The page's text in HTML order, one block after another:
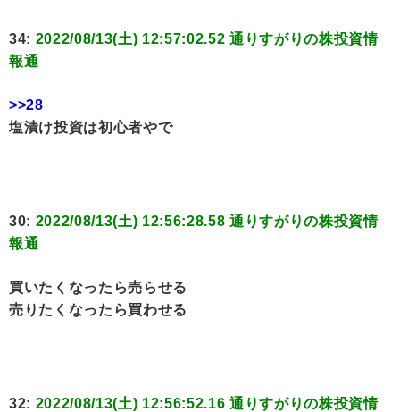
34: 2022/08/13(土) 12:57:02.52 通りすがりの株投資情
報通
>>28
塩漬け投資は初心者やで
30: 2022/08/13(土) 12:56:28.58 通りすがりの株投資情
報通
買いたくなったら売らせる
売りたくなったら買わせる
32: 2022/08/13(土) 12:56:52.16 通りすがりの株投資情